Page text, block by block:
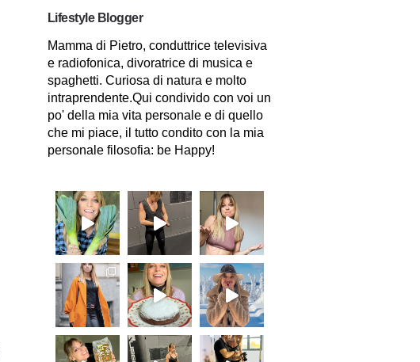
Lifestyle Blogger
Mamma di Pietro, conduttrice televisiva
e radiofonica, divoratrice di musica e
spaghetti. Curiosa di natura e molto
intraprendente.Qui condivido con voi un
po' della mia vita personale e di quello
che mi piace, il tutto condito con la mia
personale filosofia: be Happy!